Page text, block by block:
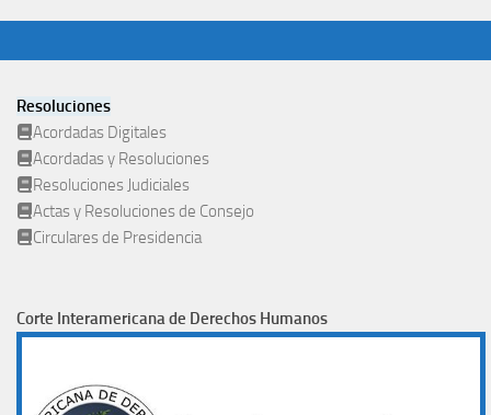
Resoluciones
Acordadas Digitales
Acordadas y Resoluciones
Resoluciones Judiciales
Actas y Resoluciones de Consejo
Circulares de Presidencia
Corte Interamericana de Derechos Humanos